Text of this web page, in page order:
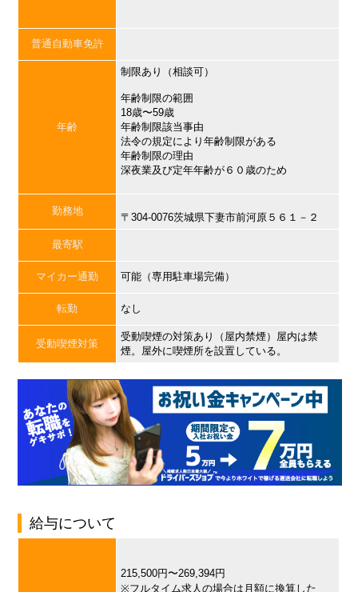
普通自動車免許
年齢
制限あり（相談可）
年齢制限の範囲
18歳〜59歳
年齢制限該当事由
法令の規定により年齢制限がある
年齢制限の理由
深夜業及び定年年齢が６０歳のため
勤務地
〒304-0076茨城県下妻市前河原５６１－２
最寄駅
マイカー通勤 可能（専用駐車場完備）
転勤 なし
受動喫煙対策
受動喫煙の対策あり（屋内禁煙）屋内は禁
煙。屋外に喫煙所を設置している。
給与について
215,500円〜269,394円
※フルタイム求人の場合は月額に換算した